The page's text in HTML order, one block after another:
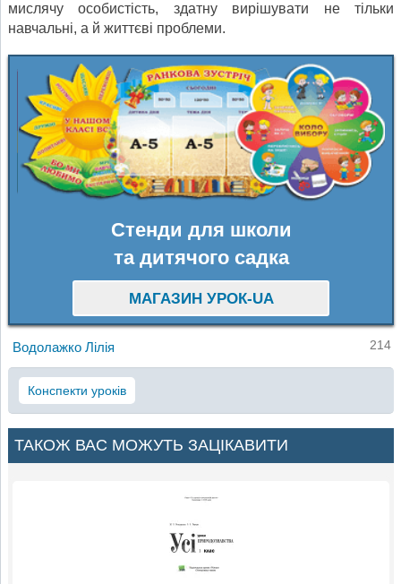
мислячу особистість, здатну вирішувати не тільки
навчальні, а й життєві проблеми.
Стенди для школи
та дитячого садка
МАГАЗИН УРОК-UA
Водолажко Лілія 214
Конспекти уроків
ТАКОЖ ВАС МОЖУТЬ ЗАЦІКАВИТИ